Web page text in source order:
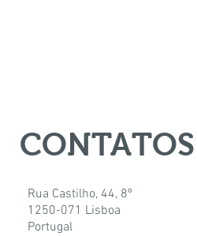
CONTATOS
Rua Castilho, 44, 8º
1250-071 Lisboa
Portugal